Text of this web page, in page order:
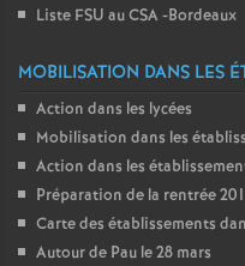
Liste FSU au CSA -Bordeaux
MOBILISATION DANS LES
Action dans les lycées
Mobilisation dans les
Action dans les
Préparation de la rentrée
Carte des établissements
Autour de Pau le 28 mars